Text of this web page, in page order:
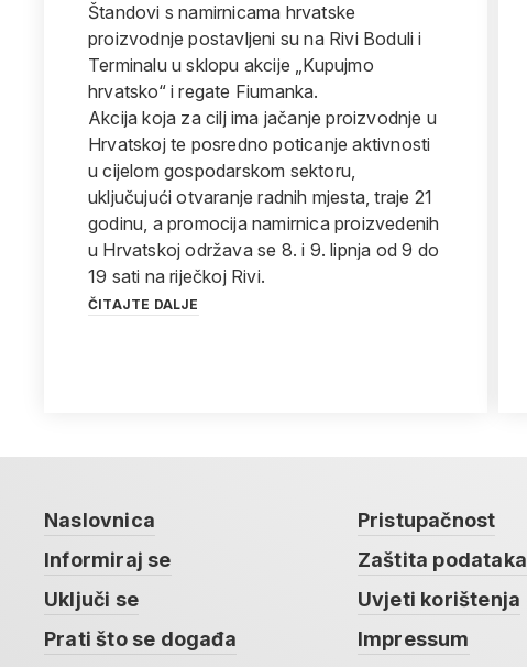
Štandovi s namirnicama hrvatske
proizvodnje postavljeni su na Rivi Boduli i
Terminalu u sklopu akcije „Kupujmo
hrvatsko“ i regate Fiumanka.
Akcija koja za cilj ima jačanje proizvodnje u
Hrvatskoj te posredno poticanje aktivnosti
u cijelom gospodarskom sektoru,
uključujući otvaranje radnih mjesta, traje 21
godinu, a promocija namirnica proizvedenih
u Hrvatskoj održava se 8. i 9. lipnja od 9 do
19 sati na riječkoj Rivi.
ČITAJTE DALJE
Naslovnica
Informiraj se
Uključi se
Prati što se događa
Pristupačnost
Zaštita podataka
Uvjeti korištenja
Impressum